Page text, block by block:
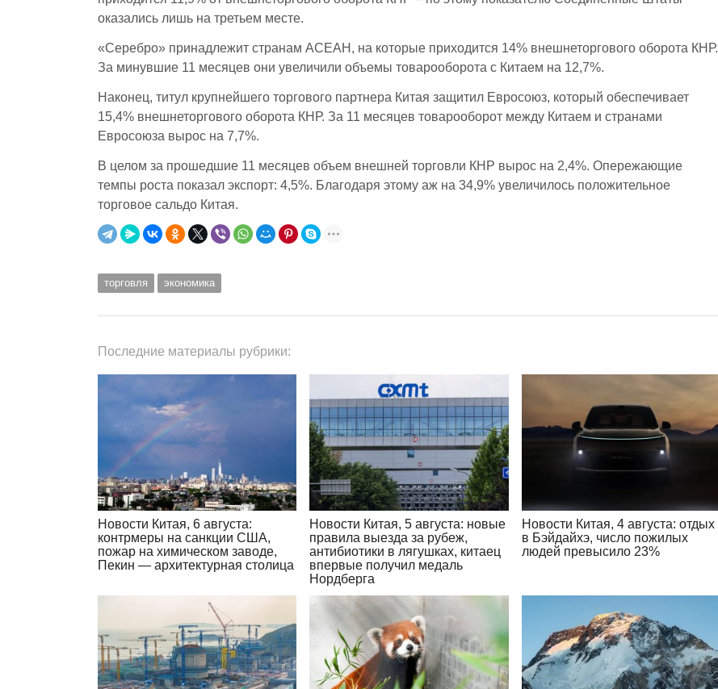
оказались лишь на третьем месте.
«Серебро» принадлежит странам АСЕАН, на которые приходится 14% внешнеторгового оборота КНР.
За минувшие 11 месяцев они увеличили объемы товарооборота с Китаем на 12,7%.
Наконец, титул крупнейшего торгового партнера Китая защитил Евросоюз, который обеспечивает
15,4% внешнеторгового оборота КНР. За 11 месяцев товарооборот между Китаем и странами
Евросоюза вырос на 7,7%.
В целом за прошедшие 11 месяцев объем внешней торговли КНР вырос на 2,4%. Опережающие
темпы роста показал экспорт: 4,5%. Благодаря этому аж на 34,9% увеличилось положительное
торговое сальдо Китая.
торговля экономика
Последние материалы рубрики:
Новости Китая, 6 августа:
контрмеры на санкции США,
пожар на химическом заводе,
Пекин — архитектурная столица
Новости Китая, 5 августа: новые
правила выезда за рубеж,
антибиотики в лягушках, китаец
впервые получил медаль
Нордберга
Новости Китая, 4 августа: отдых
в Бэйдайхэ, число пожилых
людей превысило 23%